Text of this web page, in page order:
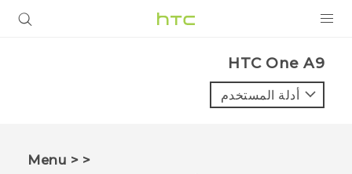
VIVE
HTC One A9‎
أدلة المستخدم
< < Menu